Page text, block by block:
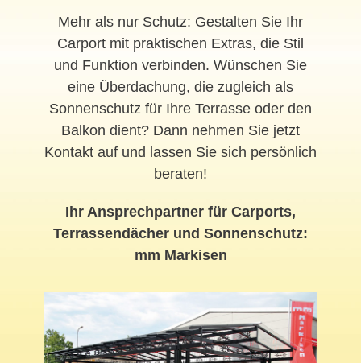
Mehr als nur Schutz: Gestalten Sie Ihr
Carport mit praktischen Extras, die Stil
und Funktion verbinden. Wünschen Sie
eine Überdachung, die zugleich als
Sonnenschutz für Ihre Terrasse oder den
Balkon dient? Dann nehmen Sie jetzt
Kontakt auf und lassen Sie sich persönlich
beraten!
Ihr Ansprechpartner für Carports,
Terrassendächer und Sonnenschutz:
mm Markisen